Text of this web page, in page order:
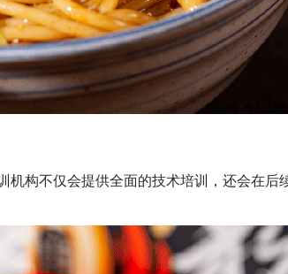
不仅会提供全面的技术培训，还会在后